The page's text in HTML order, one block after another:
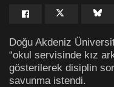
Doğu Akdeniz
“okul servisinde kız
gösterilerek disiplin
savunma istendi.